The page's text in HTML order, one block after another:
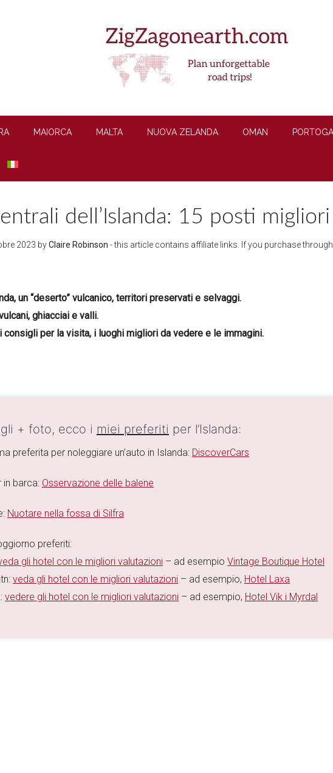
MAIORCA MALTA NUOVA ZELANDA OMAN
dell’Islanda: 15 posti
2023 byClaire Robinson - this article contains affiliate links. If you purchase
un “deserto” vulcanico, territori preservati e selvaggi.
ghiacciai e valli.
consigli per la visita, i luoghi migliori da vedere e le immagini.
+ foto, ecco i miei preferiti per l’Islanda:
preferita per noleggiare un’auto in Islanda: DiscoverCars
in barca: Osservazione delle balene
Nuotare nella fossa di Silfra
preferiti:
gli hotel con le migliori valutazioni – ad esempio Vintage Boutique Hotel
veda gli hotel con le migliori valutazioni – ad esempio, Hotel Laxa
vedere gli hotel con le migliori valutazioni – ad esempio, Hotel Vik i Myrdal